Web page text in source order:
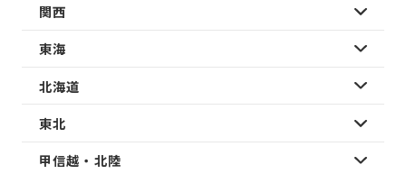
関西
東海
北海道
東北
甲信越・北陸